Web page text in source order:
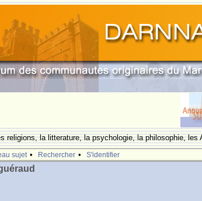
religions, la litterature, la psychologie, la philosophie,
sujet • Rechercher • S'identifier